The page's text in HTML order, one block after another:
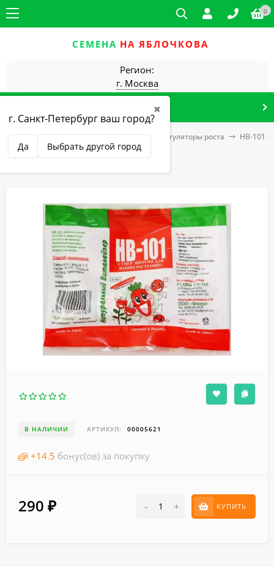
0
СЕМЕНА НА ЯБЛОЧКОВА
Регион:
г. Москва
✖
г. Санкт-Петербург ваш город?
Да Выбрать другой город
сада и огорода регуляторы роста НВ-101
НВ-101 6мл
В НАЛИЧИИ АРТИКУЛ: 00005621
+14.5 бонус(ов) за покупку
290 ₽ - + КУПИТЬ